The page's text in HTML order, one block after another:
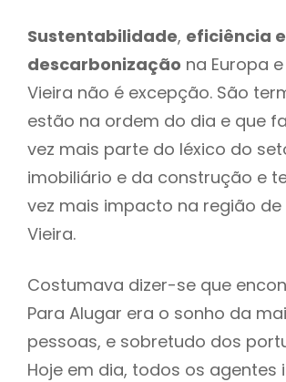
Sustentabilidade, eficiência
descarbonização na Europa
Vieira não é excepção. São
estão na ordem do dia e que
vez mais parte do léxico do
imobiliário e da construção e
vez mais impacto na região de
Vieira.
Costumava dizer-se que
Para Alugar era o sonho da
pessoas, e sobretudo dos
Hoje em dia, todos os agentes